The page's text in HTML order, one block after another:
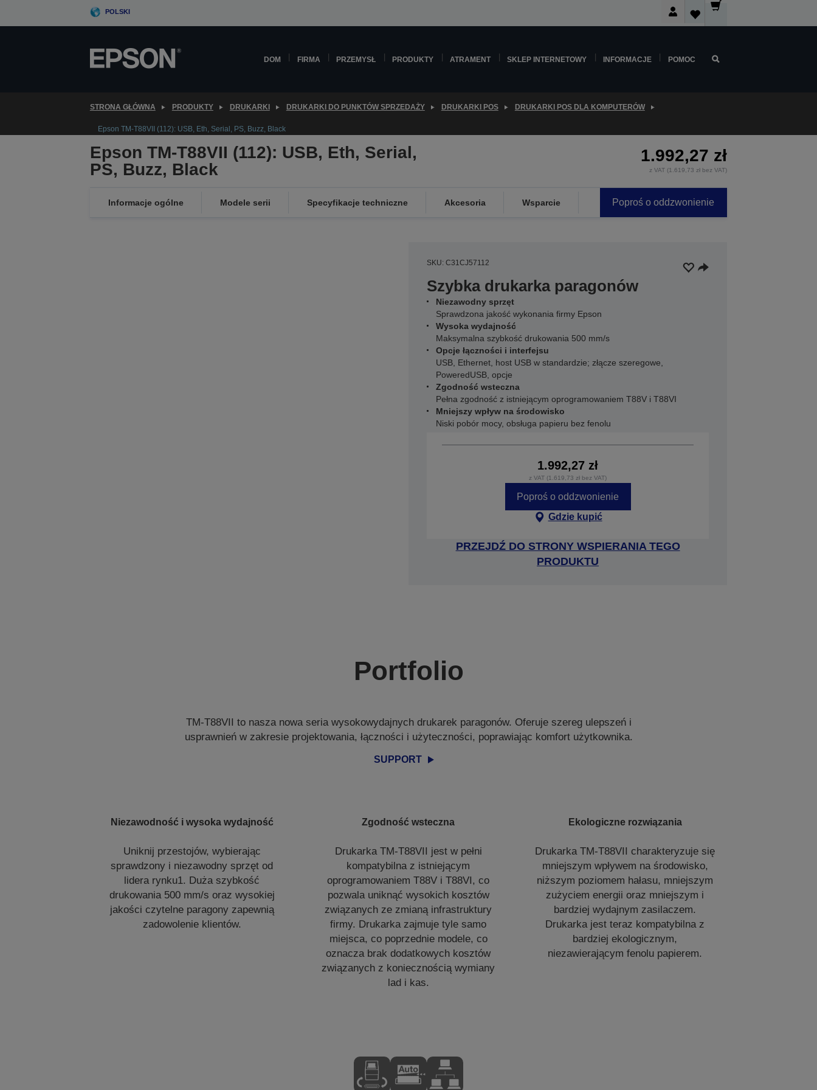
POLSKI
DOM FIRMA PRZEMYSŁ PRODUKTY ATRAMENT SKLEP INTERNETOWY INFORMACJE POMOC
STRONA GŁÓWNA PRODUKTY DRUKARKI DRUKARKI DO PUNKTÓW SPRZEDAŻY DRUKARKI POS DRUKARKI POS DLA KOMPUTERÓW
Epson TM-T88VII (112): USB, Eth, Serial, PS, Buzz, Black
Epson TM-T88VII (112): USB, Eth, Serial,
PS, Buzz, Black
1.992,27 zł
z VAT (1.619,73 zł bez VAT)
Informacje ogólne Modele serii Specyfikacje techniczne Akcesoria Wsparcie Poproś o oddzwonienie
SKU: C31CJ57112
Szybka drukarka paragonów
Niezawodny sprzęt
Sprawdzona jakość wykonania firmy Epson
Wysoka wydajność
Maksymalna szybkość drukowania 500 mm/s
Opcje łączności i interfejsu
USB, Ethernet, host USB w standardzie; złącze szeregowe,
PoweredUSB, opcje
Zgodność wsteczna
Pełna zgodność z istniejącym oprogramowaniem T88V i T88VI
Mniejszy wpływ na środowisko
Niski pobór mocy, obsługa papieru bez fenolu
1.992,27 zł
z VAT (1.619,73 zł bez VAT)
Poproś o oddzwonienie
Gdzie kupić
PRZEJDŹ DO STRONY WSPIERANIA TEGO
PRODUKTU
Portfolio
TM-T88VII to nasza nowa seria wysokowydajnych drukarek paragonów. Oferuje szereg ulepszeń i
usprawnień w zakresie projektowania, łączności i użyteczności, poprawiając komfort użytkownika.
SUPPORT
Niezawodność i wysoka wydajność
Uniknij przestojów, wybierając
sprawdzony i niezawodny sprzęt od
lidera rynku1. Duża szybkość
drukowania 500 mm/s oraz wysokiej
jakości czytelne paragony zapewnią
zadowolenie klientów.
Zgodność wsteczna
Drukarka TM-T88VII jest w pełni
kompatybilna z istniejącym
oprogramowaniem T88V i T88VI, co
pozwala uniknąć wysokich kosztów
związanych ze zmianą infrastruktury
firmy. Drukarka zajmuje tyle samo
miejsca, co poprzednie modele, co
oznacza brak dodatkowych kosztów
związanych z koniecznością wymiany
lad i kas.
Ekologiczne rozwiązania
Drukarka TM-T88VII charakteryzuje się
mniejszym wpływem na środowisko,
niższym poziomem hałasu, mniejszym
zużyciem energii oraz mniejszym i
bardziej wydajnym zasilaczem.
Drukarka jest teraz kompatybilna z
bardziej ekologicznym,
niezawierającym fenolu papierem.